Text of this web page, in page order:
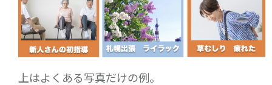
上はよくある写真だけの例。